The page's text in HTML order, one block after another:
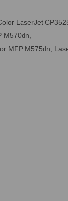
LaserJet
M570dn,
MFP M575dn,